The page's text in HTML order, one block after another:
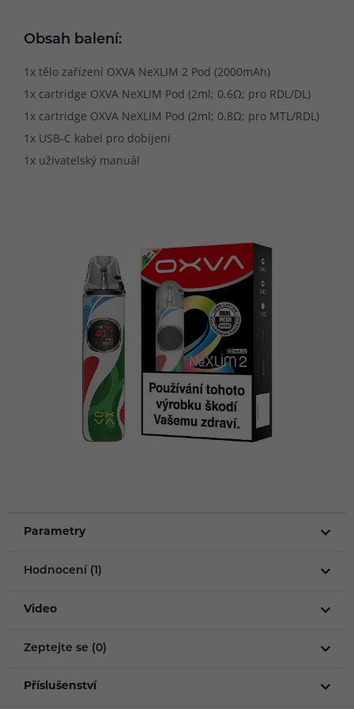
Obsah balení:
1x tělo zařízení OXVA NeXLIM 2 Pod (2000mAh)
1x cartridge OXVA NeXLIM Pod (2ml; 0.6Ω; pro RDL/DL)
1x cartridge OXVA NeXLIM Pod (2ml; 0.8Ω; pro MTL/RDL)
1x USB-C kabel pro dobíjení
1x uživatelský manuál
Parametry
Hodnocení (1)
Video
Zeptejte se (0)
Příslušenství